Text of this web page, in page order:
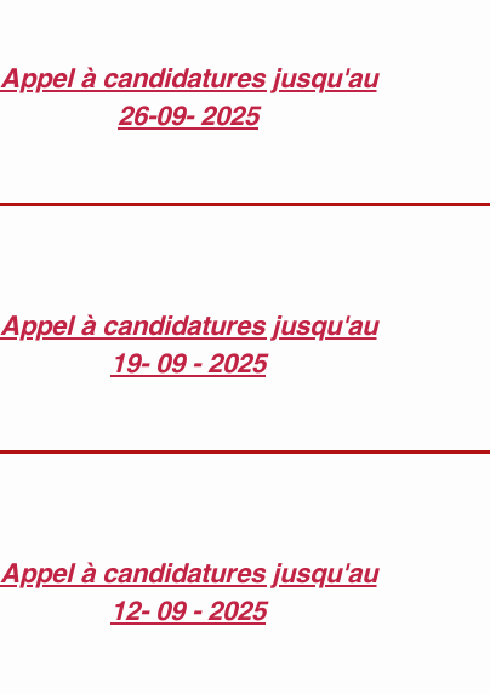
Appel à candidatures jusqu'au
26-09- 2025
Appel à candidatures jusqu'au
19- 09 - 2025
Appel à candidatures jusqu'au
12- 09 - 2025